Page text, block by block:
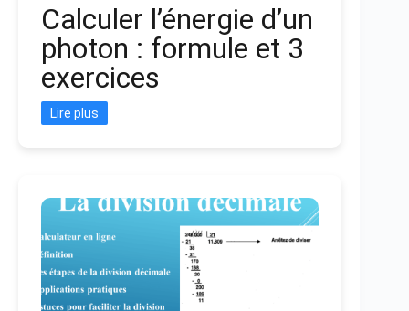
Calculer l’énergie d’un
photon : formule et 3
exercices
Lire plus